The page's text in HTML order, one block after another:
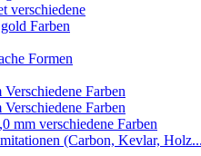
verschiedene
Farben
Formen
Farben
Farben
mm verschiedene Farben
(Carbon, Kevlar,